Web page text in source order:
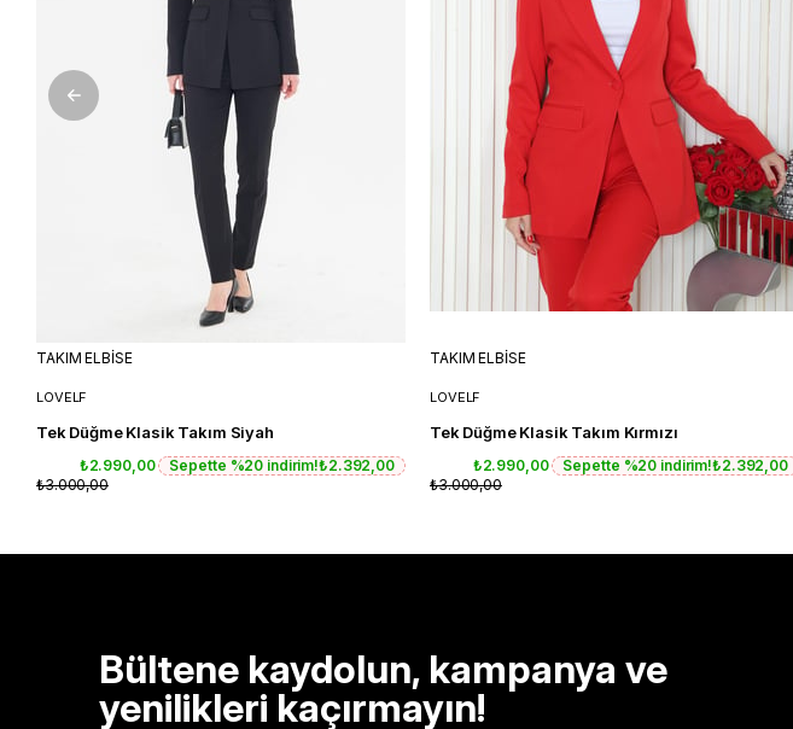
TAKIM ELBİSE
LOVELF
Tek Düğme Klasik Takım Siyah
₺2.990,00 Sepette %20 indirim!₺2.392,00
₺3.000,00
TAKIM ELBİSE
LOVELF
Tek Düğme Klasik Takım Kırmızı
₺2.990,00 Sepette %20 indirim!₺2.392,00
₺3.000,00
Bültene kaydolun, kampanya ve
yenilikleri kaçırmayın!